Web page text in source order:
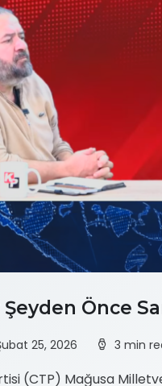
Önce
25, 2026 3 min
(CTP) Mağusa